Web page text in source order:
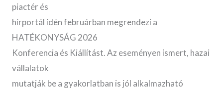
piactér és
hírportál idén februárban megrendezi a
HATÉKONYSÁG 2026
Konferencia és Kiállítást. Az eseményen ismert, hazai
vállalatok
mutatják be a gyakorlatban is jól alkalmazható